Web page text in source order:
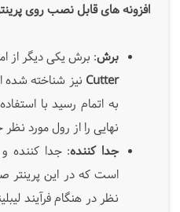
افزونه های قابل نصب روی
برش: برش یکی دیگر از
Cutter نیز شناخته شده
به اتمام رسید با
نهایی را از رول مورد
جدا کننده: جدا کننده
است که در این پرینتر
نظر در هنگام فرآیند